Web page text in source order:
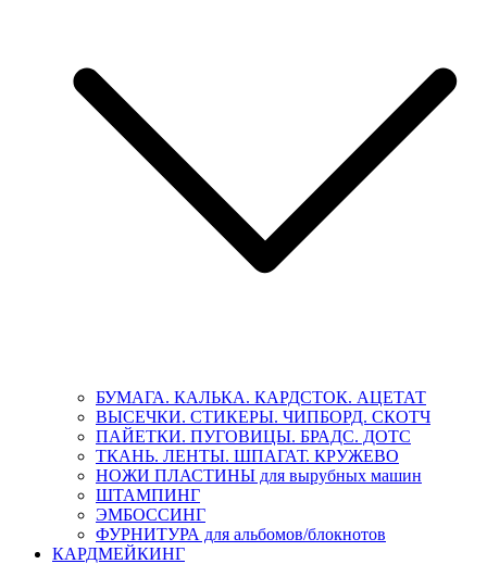
БУМАГА. КАЛЬКА. КАРДСТОК. АЦЕТАТ
ВЫСЕЧКИ. СТИКЕРЫ. ЧИПБОРД. СКОТЧ
ПАЙЕТКИ. ПУГОВИЦЫ. БРАДС. ДОТС
ТКАНЬ. ЛЕНТЫ. ШПАГАТ. КРУЖЕВО
НОЖИ ПЛАСТИНЫ для вырубных машин
ШТАМПИНГ
ЭМБОССИНГ
ФУРНИТУРА для альбомов/блокнотов
КАРДМЕЙКИНГ